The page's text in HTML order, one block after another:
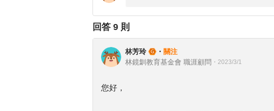
回答 9 則
林芳玲 ・ 關注
林鏡釧教育基金會 職涯顧問 ・ 2023/3/1
您好，